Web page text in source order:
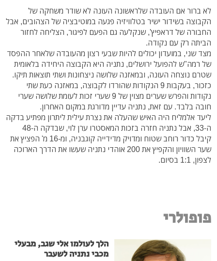
לא ברור אם העובדה שלראשונה העונה לא שודר משחקה של
הקבוצה בשידור ישיר בטלוויזיה פגעה במוטיבציה של הצהובים, אבל
החבורה של דראפיץ', שנקלעה גם הפעם לפיגור, הצליחה לחזור
הביתה רק עם נקודה.
מצד שני, במועדון יכולים להיות שבעי רצון מהעובדה שלאחר ההפסד
של רמה"ש להפועל ירושלים, נתניה היא הקבוצה היחידה בלאומית
שטרם נוצחה העונה, ובמאזנה שלושה ניצחונות ושתי תוצאות תיקו.
כזכור, בעקבות 9 הנקודות שהורדו לקבוצה, במאזנה כעת שתי
נקודות והפרש שערים מצוין של 9 שערי זכות לעומת שלושה שערי
חובה בלבד. עם זאת, נתניה עדיין מדורגת במקום האחרון.
ליעד אלמליח היה האיש שהעלה את נצרת עילית ליתרון מפתיע בדקה
ה-33, אבל נתניה חזרה בזכות המאסטרו ערן לוי, שבדקה ה-48
קיבל כדור רוחב שטוח ומדויק מדידייה קוגבניה, ומ-16 מ' הפציץ את
שער השוויון והקפיץ את 200 אוהדי נתניה שעשו את הדרך הארוכה
לצפון, 1:1 בסיום.
פופולרי
הלך לעולמו אלי שגב, מבעלי
מכבי נתניה לשעבר